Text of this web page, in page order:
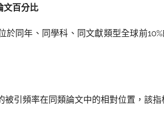
文百分比
於同年、同學科、同文獻類型全球前
被引頻率在同類論文中的相對位置，該